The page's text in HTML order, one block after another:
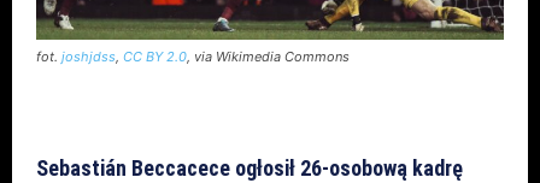
fot. joshjdss, CC BY 2.0, via Wikimedia Commons
Sebastián Beccacece ogłosił 26-osobową kadrę